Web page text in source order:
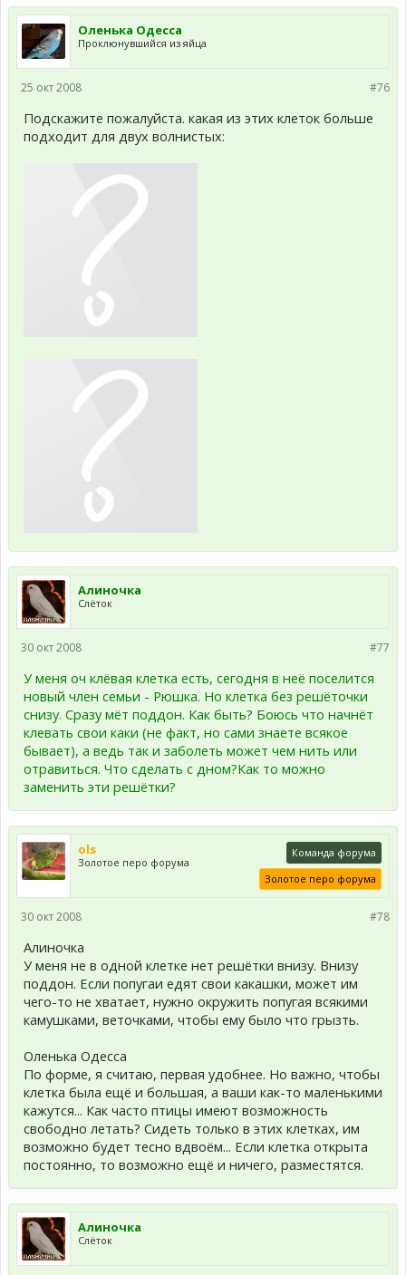
Оленька Одесса
Проклюнувшийся из яйца
#76
25 окт 2008
Подскажите пожалуйста. какая из этих клеток больше
подходит для двух волнистых:
Алиночка
Слёток
#77
30 окт 2008
У меня оч клёвая клетка есть, сегодня в неё поселится
новый член семьи - Рюшка. Но клетка без решёточки
снизу. Сразу мёт поддон. Как быть? Боюсь что начнёт
клевать свои каки (не факт, но сами знаете всякое
бывает), а ведь так и заболеть может чем нить или
отравиться. Что сделать с дном?Как то можно
заменить эти решётки?
ols
Золотое перо форума
Команда форума
Золотое перо форума
#78
30 окт 2008
Алиночка
У меня не в одной клетке нет решётки внизу. Внизу
поддон. Если попугаи едят свои какашки, может им
чего-то не хватает, нужно окружить попугая всякими
камушками, веточками, чтобы ему было что грызть.
Оленька Одесса
По форме, я считаю, первая удобнее. Но важно, чтобы
клетка была ещё и большая, а ваши как-то маленькими
кажутся... Как часто птицы имеют возможность
свободно летать? Сидеть только в этих клетках, им
возможно будет тесно вдвоём... Если клетка открыта
постоянно, то возможно ещё и ничего, разместятся.
Алиночка
Слёток